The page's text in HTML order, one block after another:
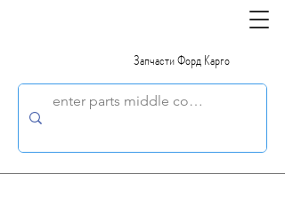
Запчасти Форд Карго